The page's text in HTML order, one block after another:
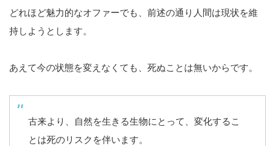
どれほど魅力的なオファーでも、前述の通り人間は現状を維
持しようとします。
あえて今の状態を変えなくても、死ぬことは無いからです。
古来より、自然を生きる生物にとって、変化するこ
とは死のリスクを伴います。